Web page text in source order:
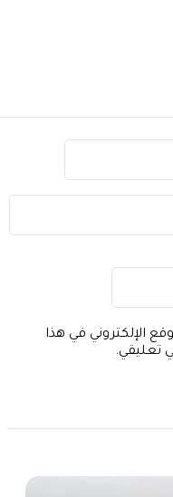
الإلكتروني في هذا